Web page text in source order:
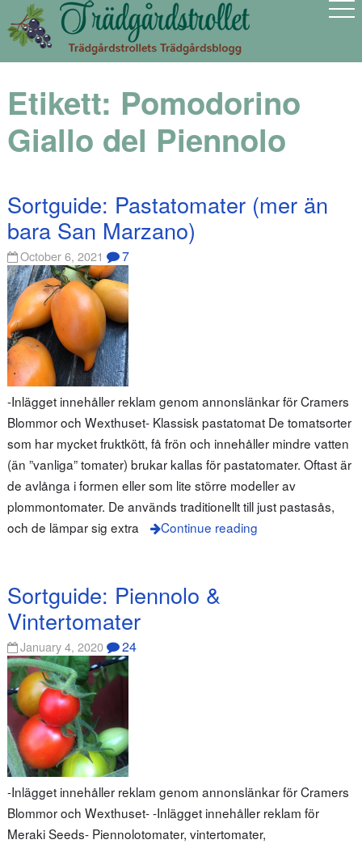
Etikett: Pomodorino
Giallo del Piennolo
Sortguide: Pastatomater (mer än
bara San Marzano)
October 6, 2021 7
-Inlägget innehåller reklam genom annonslänkar för Cramers
Blommor och Wexthuset- Klassisk pastatomat De tomatsorter
som har mycket fruktkött, få frön och innehåller mindre vatten
(än ”vanliga” tomater) brukar kallas för pastatomater. Oftast är
de avlånga i formen eller som lite större modeller av
plommontomater. De används traditionellt till just pastasås,
och de lämpar sig extra
Continue reading
Sortguide: Piennolo &
Vintertomater
January 4, 2020 24
-Inlägget innehåller reklam genom annonslänkar för Cramers
Blommor och Wexthuset- -Inlägget innehåller reklam för
Meraki Seeds- Piennolotomater, vintertomater,